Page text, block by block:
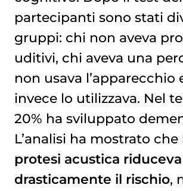
partecipanti sono stati
gruppi: chi non aveva
uditivi, chi aveva una
non usava l’apparecchio
invece lo utilizzava. Nel
20% ha sviluppato
L’analisi ha mostrato che
protesi acustica riduceva
drasticamente il rischio,